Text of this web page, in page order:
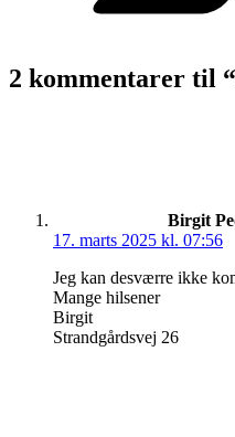
2 kommentarer til
Birgit
17. marts 2025 kl. 07:56
Jeg kan desværre ikke
Mange hilsener
Birgit
Strandgårdsvej 26